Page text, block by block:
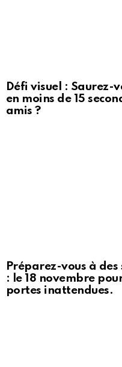
Défi visuel : Saurez-
en moins de 15
amis ?
Préparez-vous à
: le 18 novembre
portes inattendues.